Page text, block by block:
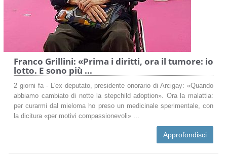
Franco Grillini: «Prima i diritti, ora il tumore: io
lotto. E sono più ...
2 giorni fa - L'ex deputato, presidente onorario di Arcigay: «Quando
abbiamo cambiato di notte la stepchild adoption». Ora la malattia:
per curarmi dal mieloma ho preso un medicinale sperimentale, con
la dicitura «per motivi compassionevoli» ...
Approfondisci